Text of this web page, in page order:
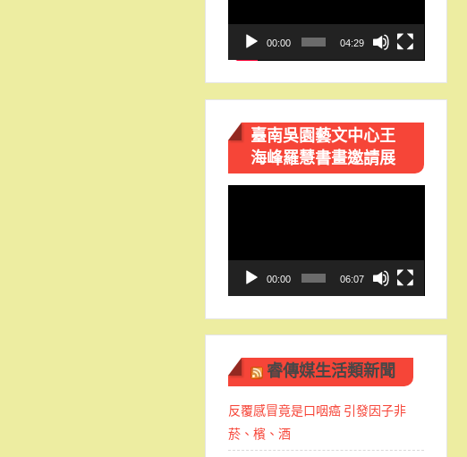
放
00:00 04:29
臺南吳園藝文中心王
海峰羅慧書畫邀請展
00:00 06:07
睿傳媒生活類新聞
反覆感冒竟是口咽癌 引發因子非
菸、檳、酒